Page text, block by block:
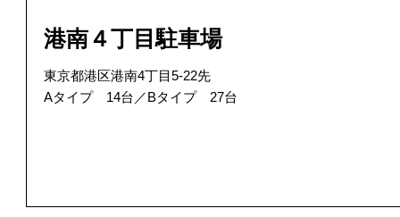
港南４丁目駐車場
東京都港区港南4丁目5-22先
Aタイプ 14台／Bタイプ 27台